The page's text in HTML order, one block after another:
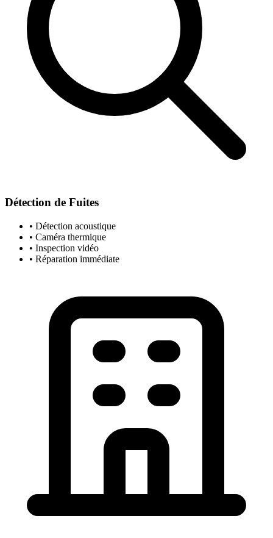
Détection de Fuites
• Détection acoustique
• Caméra thermique
• Inspection vidéo
• Réparation immédiate